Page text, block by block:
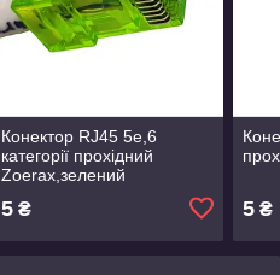
Конектор RJ45 5e,6
категорії прохідний
Zoerax,зелений
5₴ 5 ₴